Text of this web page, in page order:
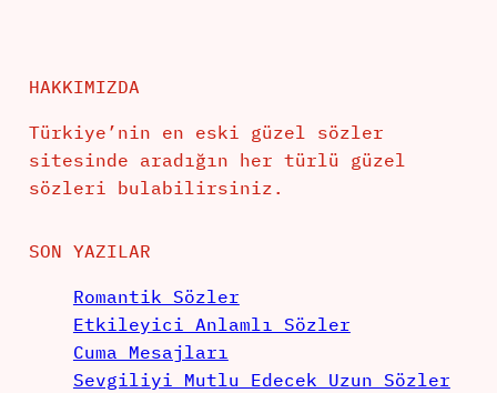
HAKKIMIZDA
Türkiye’nin en eski güzel sözler
sitesinde aradığın her türlü güzel
sözleri bulabilirsiniz.
SON YAZILAR
Romantik Sözler
Etkileyici Anlamlı Sözler
Cuma Mesajları
Sevgiliyi Mutlu Edecek Uzun Sözler